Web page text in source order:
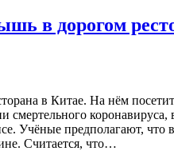
в дорогом
в Китае. На нём
смертельного
Учёные предполагают,
Считается, что…